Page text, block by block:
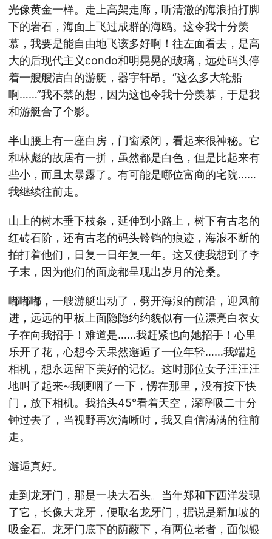
光像黄金一样。走上高架走廊，听清澈的海浪拍打脚
下的岩石，海面上飞过成群的海鸥。这令我十分羡
慕，我要是能自由地飞该多好啊！往左面看去，是高
大的后现代主义condo和明晃晃的玻璃，远处码头停
着一艘艘洁白的游艇，器宇轩昂。“这么多大轮船
啊……”我不禁的想，因为这也令我十分羡慕，于是我
和游艇合了个影。
半山腰上有一座白房，门窗紧闭，看起来很神秘。它
和林彪的故居有一拼，虽然都是白色，但是比起来有
些小，而且太暴露了。有可能是哪位富商的宅院……
我继续往前走。
山上的树木垂下枝条，延伸到小路上，树下有古老的
红砖石阶，还有古老的码头铃铛的痕迹，海浪不断的
拍打着他们，日复一日年复一年。这又使我想到了李
子末，因为他们的面庞都呈现出岁月的沧桑。
嘟嘟嘟，一艘游艇出动了，劈开海浪的前沿，迎风前
进，远远的甲板上面隐隐约约貌似有一位漂亮白衣女
子在向我招手！难道是……我赶紧也向她招手！心里
乐开了花，心想今天果然邂逅了一位年轻……我端起
相机，想永远留下美好的记忆。这时那位女子汪汪汪
地叫了起来~我哽咽了一下，愣在那里，没有按下快
门，放下相机。我抬头45°看着天空，深呼吸二十分
钟过去了，当视野再次清晰时，我又自信满满的往前
走。
邂逅真好。
走到龙牙门，那是一块大石头。当年郑和下西洋发现
了它，长像大龙牙，便取名龙牙门，据说是新加坡的
吸金石。龙牙门底下的荫蔽下，有两位老者，面似银